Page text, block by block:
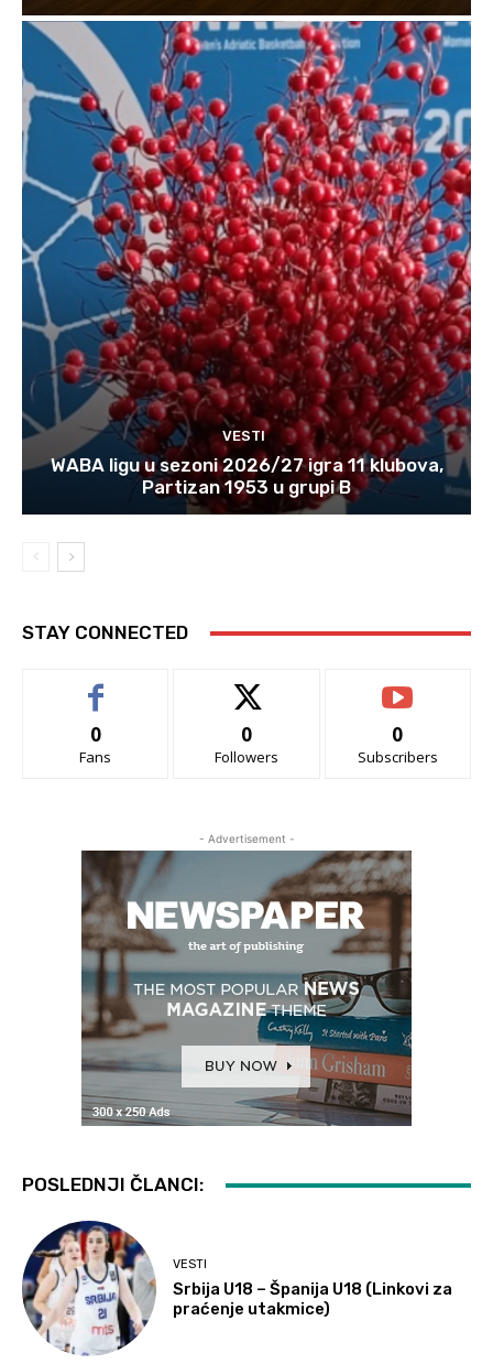
VESTI
WABA ligu u sezoni 2026/27 igra 11 klubova,
Partizan 1953 u grupi B
STAY CONNECTED
0
Fans
0
Followers
0
Subscribers
- Advertisement -
POSLEDNJI ČLANCI:
VESTI
Srbija U18 – Španija U18 (Linkovi za
praćenje utakmice)